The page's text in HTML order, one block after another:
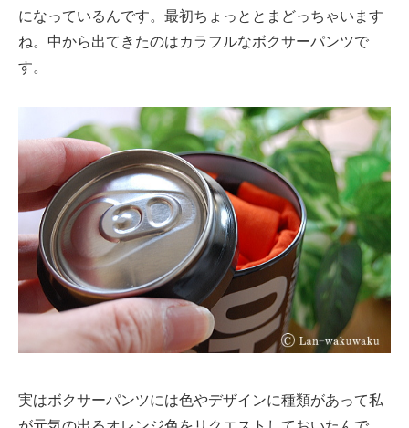
になっているんです。最初ちょっととまどっちゃいます
ね。中から出てきたのはカラフルなボクサーパンツで
す。
実はボクサーパンツには色やデザインに種類があって私